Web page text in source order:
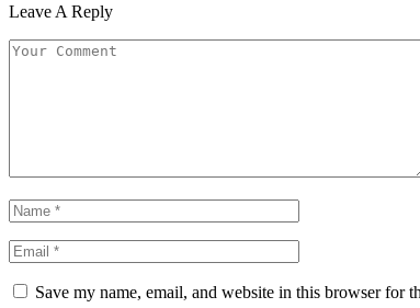
Leave A Reply
Save my name, email, and website in this browser for